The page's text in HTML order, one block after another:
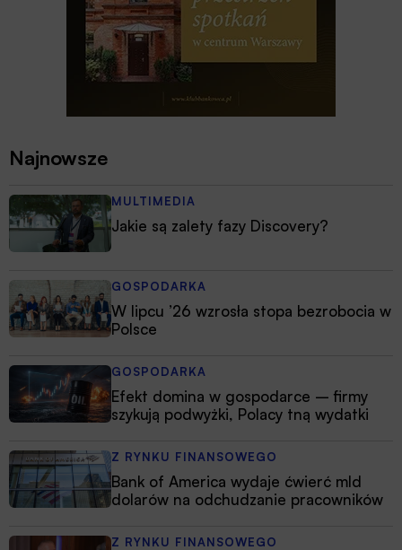
Najnowsze
MULTIMEDIA
Jakie są zalety fazy Discovery?
GOSPODARKA
W lipcu ’26 wzrosła stopa bezrobocia w
Polsce
GOSPODARKA
Efekt domina w gospodarce – firmy
szykują podwyżki, Polacy tną wydatki
Z RYNKU FINANSOWEGO
Bank of America wydaje ćwierć mld
dolarów na odchudzanie pracowników
Z RYNKU FINANSOWEGO